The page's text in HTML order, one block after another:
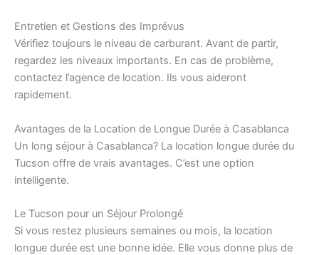
Entretien et Gestions des Imprévus
Vérifiez toujours le niveau de carburant. Avant de partir,
regardez les niveaux importants. En cas de problème,
contactez l’agence de location. Ils vous aideront
rapidement.
Avantages de la Location de Longue Durée à Casablanca
Un long séjour à Casablanca? La location longue durée du
Tucson offre de vrais avantages. C’est une option
intelligente.
Le Tucson pour un Séjour Prolongé
Si vous restez plusieurs semaines ou mois, la location
longue durée est une bonne idée. Elle vous donne plus de